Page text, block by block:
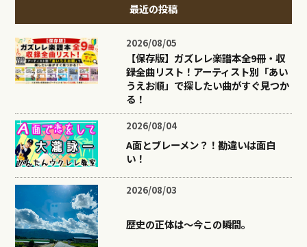
最近の投稿
2026/08/05
【保存版】ガズレレ楽譜本全9冊・収
録全曲リスト！アーティスト別「あい
うえお順」で探したい曲がすぐ見つか
る！
2026/08/04
A面とブレーメン？！勘違いは面白
い！
2026/08/03
歴史の正体は〜今この瞬間。